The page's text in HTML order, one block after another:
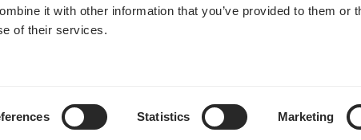
it with other information that you’ve provided to them or
of their services.
Statistics Marketing